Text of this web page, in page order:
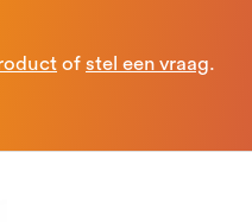
of stel een vraag.